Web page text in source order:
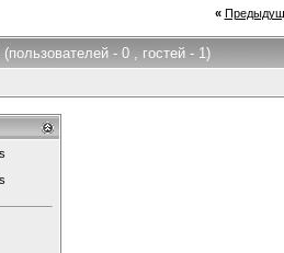
«
(пользователей - 0 , гостей - 1)